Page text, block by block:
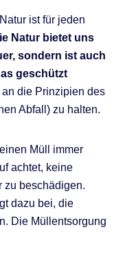
ist für jeden
Natur bietet uns
sondern ist auch
geschützt
die Prinzipien des
Abfall) zu halten.
Müll immer
achtet, keine
zu beschädigen.
dazu bei, die
Die Müllentsorgung